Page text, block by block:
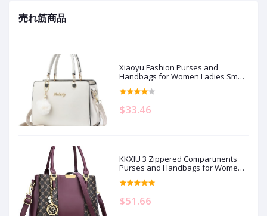
売れ筋商品
Xiaoyu Fashion Purses and
Handbags for Women Ladies Small
Crossbody bag Top Handle Satchel
Shoulder Bags Totes
$33.46
KKXIU 3 Zippered Compartments
Purses and Handbags for Women
Top Handle Satchel Shoulder
Ladies Bags
$51.66